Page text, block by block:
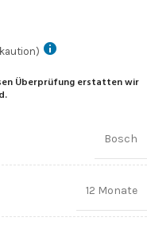
Überprüfung erstatten wir
Bosch
12 Monate